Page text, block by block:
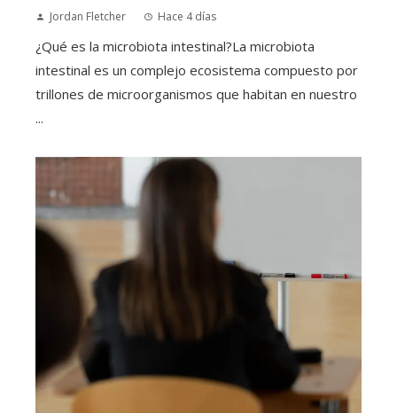
Jordan Fletcher Hace 4 días
¿Qué es la microbiota intestinal?La microbiota
intestinal es un complejo ecosistema compuesto por
trillones de microorganismos que habitan en nuestro
...